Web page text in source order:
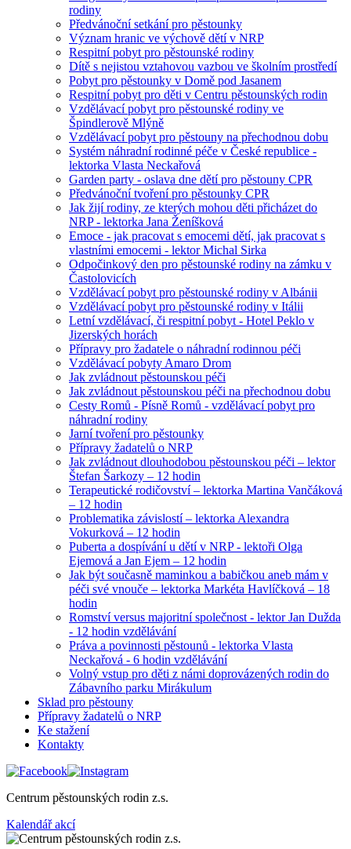
rodiny
Předvánoční setkání pro pěstounky
Význam hranic ve výchově dětí v NRP
Respitní pobyt pro pěstounské rodiny
Dítě s nejistou vztahovou vazbou ve školním prostředí
Pobyt pro pěstounky v Domě pod Jasanem
Respitní pobyt pro děti v Centru pěstounských rodin
Vzdělávací pobyt pro pěstounské rodiny ve
Špindlerově Mlýně
Vzdělávací pobyt pro pěstouny na přechodnou dobu
Systém náhradní rodinné péče v České republice -
lektorka Vlasta Neckařová
Garden party - oslava dne dětí pro pěstouny CPR
Předvánoční tvoření pro pěstounky CPR
Jak žijí rodiny, ze kterých mohou děti přicházet do
NRP - lektorka Jana Ženíšková
Emoce - jak pracovat s emocemi dětí, jak pracovat s
vlastními emocemi - lektor Michal Sirka
Odpočinkový den pro pěstounské rodiny na zámku v
Častolovicích
Vzdělávací pobyt pro pěstounské rodiny v Albánii
Vzdělávací pobyt pro pěstounské rodiny v Itálii
Letní vzdělávací, či respitní pobyt - Hotel Peklo v
Jizerských horách
Přípravy pro žadatele o náhradní rodinnou péči
Vzdělávací pobyty Amaro Drom
Jak zvládnout pěstounskou péči
Jak zvládnout pěstounskou péči na přechodnou dobu
Cesty Romů - Písně Romů - vzdělávací pobyt pro
náhradní rodiny
Jarní tvoření pro pěstounky
Přípravy žadatelů o NRP
Jak zvládnout dlouhodobou pěstounskou péči – lektor
Štefan Šarkozy – 12 hodin
Terapeutické rodičovství – lektorka Martina Vančáková
– 12 hodin
Problematika závislostí – lektorka Alexandra
Vokurková – 12 hodin
Puberta a dospívání u dětí v NRP - lektoři Olga
Ejemová a Jan Ejem – 12 hodin
Jak být současně maminkou a babičkou aneb mám v
péči své vnouče – lektorka Markéta Havlíčková – 18
hodin
Romství versus majoritní společnost - lektor Jan Dužda
- 12 hodin vzdělávání
Práva a povinnosti pěstounů - lektorka Vlasta
Neckařová - 6 hodin vzdělávání
Volný vstup pro děti z námi doprovázených rodin do
Zábavního parku Mirákulum
Sklad pro pěstouny
Přípravy žadatelů o NRP
Ke stažení
Kontakty
Centrum pěstounských rodin z.s.
Kalendář akcí